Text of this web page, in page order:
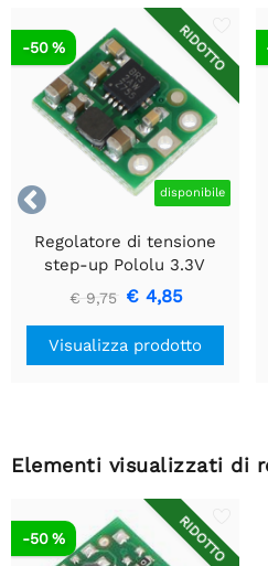

RIDOTTO
disponibile
-50 %
Regolatore di tensione
step-up Pololu 3.3V
U1V10F3
€ 9,75 € 4,85
Visualizza prodotto
Elementi visualizzati di
RIDOTTO
-50 %